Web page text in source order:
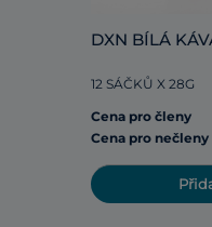
DXN BÍLÁ
12 SÁČKŮ X 28G
Cena pro členy
Cena pro nečleny